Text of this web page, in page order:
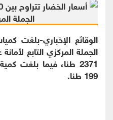
الوقائع الإخباري-بلغت
الجملة المركزي التابع
199 طنا.